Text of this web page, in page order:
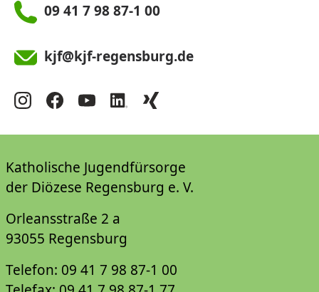
09 41 7 98 87-1 00
kjf@kjf-regensburg.de
Katholische Jugendfürsorge
der Diözese Regensburg e. V.
Orleansstraße 2 a
93055 Regensburg
Telefon: 09 41 7 98 87-1 00